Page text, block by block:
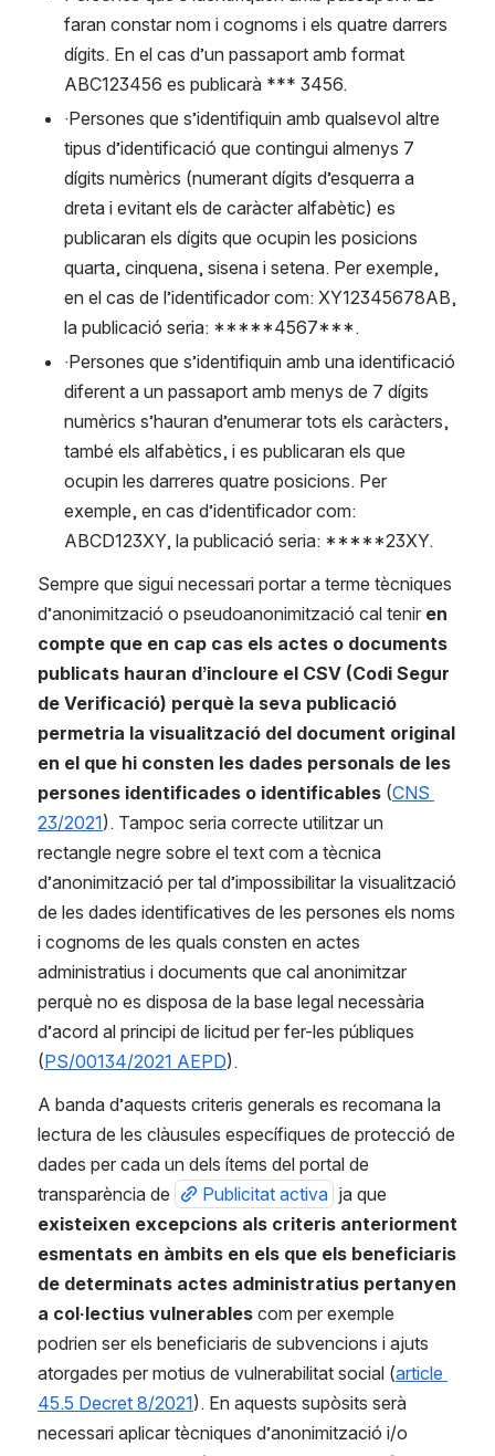
faran constar nom i cognoms i els quatre darrers
dígits. En el cas d’un passaport amb format
ABC123456 es publicarà *** 3456.
·Persones que s’identifiquin amb qualsevol altre
tipus d’identificació que contingui almenys 7
dígits numèrics (numerant dígits d’esquerra a
dreta i evitant els de caràcter alfabètic) es
publicaran els dígits que ocupin les posicions
quarta, cinquena, sisena i setena. Per exemple,
en el cas de l’identificador com: XY12345678AB,
la publicació seria: *****4567***.
·Persones que s’identifiquin amb una identificació
diferent a un passaport amb menys de 7 dígits
numèrics s’hauran d’enumerar tots els caràcters,
també els alfabètics, i es publicaran els que
ocupin les darreres quatre posicions. Per
exemple, en cas d’identificador com:
ABCD123XY, la publicació seria: *****23XY.
Sempre que sigui necessari portar a terme tècniques
d’anonimització o pseudoanonimització cal tenir en
compte que en cap cas els actes o documents
publicats hauran d’incloure el CSV (Codi Segur
de Verificació) perquè la seva publicació
permetria la visualització del document original
en el que hi consten les dades personals de les
persones identificades o identificables (CNS
23/2021). Tampoc seria correcte utilitzar un
rectangle negre sobre el text com a tècnica
d’anonimització per tal d’impossibilitar la visualització
de les dades identificatives de les persones els noms
i cognoms de les quals consten en actes
administratius i documents que cal anonimitzar
perquè no es disposa de la base legal necessària
d’acord al principi de licitud per fer-les públiques
(PS/00134/2021 AEPD).
A banda d’aquests criteris generals es recomana la
lectura de les clàusules específiques de protecció de
dades per cada un dels ítems del portal de
transparència de
Publicitat activa
existeixen excepcions als criteris anteriorment
esmentats en àmbits en els que els beneficiaris
de determinats actes administratius pertanyen
a col·lectius vulnerables com per exemple
podrien ser els beneficiaris de subvencions i ajuts
atorgades per motius de vulnerabilitat social (article
45.5 Decret 8/2021). En aquests supòsits serà
necessari aplicar tècniques d’anonimització i/o